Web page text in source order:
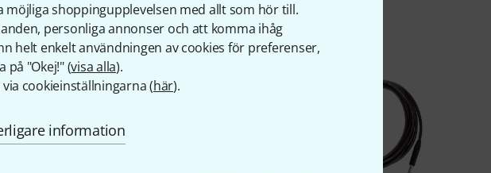
möjliga shoppingupplevelsen med allt som hör till.
personliga annonser och att komma ihåg
helt enkelt användningen av cookies för preferenser,
på "Okej!" (visa alla).
cookieinställningarna (här).
information
denna produkt köpte